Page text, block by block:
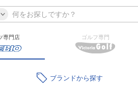
専門店 ゴルフ専門
ブランド